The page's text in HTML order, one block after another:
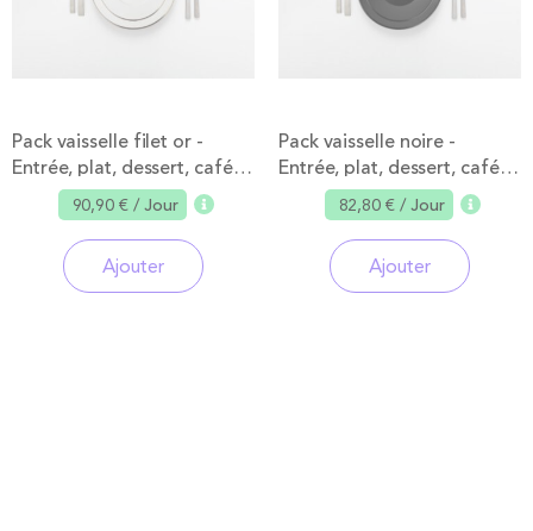
Pack vaisselle filet or -
Entrée, plat, dessert, café
24 pers.max
90,90 €/ Jour
Ajouter
Pack vaisselle noire -
Entrée, plat, dessert, café
(24 pers. max)
82,80 €/ Jour
Ajouter